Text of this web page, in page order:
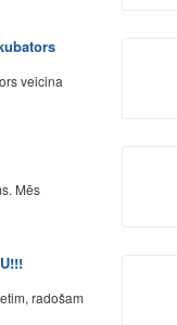
veicina
Mēs
radošam